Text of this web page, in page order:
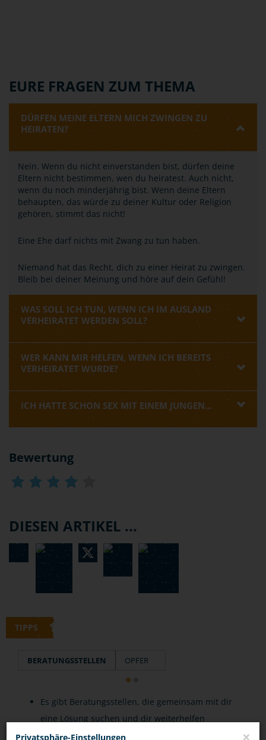
EURE FRAGEN ZUM THEMA
DÜRFEN MEINE ELTERN MICH ZWINGEN ZU
HEIRATEN?
Nein. Wenn du nicht einverstanden bist, dürfen deine
Eltern nicht bestimmen, wen du heiratest. Auch nicht,
wenn du noch minderjährig bist. Wenn deine Eltern
behaupten, das würde zu deiner Kultur oder Religion
gehören, stimmt das nicht!
Eine Ehe darf nichts mit Zwang zu tun haben.
Niemand hat das Recht, dich zu einer Heirat zu zwingen.
Bleib bei deiner Meinung und höre auf dein Gefühl!
WAS SOLL ICH TUN, WENN ICH IM AUSLAND
VERHEIRATET WERDEN SOLL?
WER KANN MIR HELFEN, WENN ICH BEREITS
VERHEIRATET WURDE?
ICH HATTE SCHON SEX MIT EINEM JUNGEN...
Bewertung
DIESEN ARTIKEL ...
TIPPS
BERATUNGSSTELLEN OPFER
Es gibt Beratungsstellen, die gemeinsam mit dir
eine Lösung suchen und dir weiterhelfen
können.
Privatsphäre-Einstellungen